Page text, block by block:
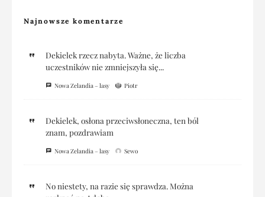
Najnowsze komentarze
Dekielek rzecz nabyta. Ważne, że liczba
uczestników nie zmniejszyła się...
Nowa Zelandia – lasy Piotr
Dekielek, osłona przeciwsłoneczna, ten ból
znam, pozdrawiam
Nowa Zelandia – lasy Sewo
No niestety, na razie się sprawdza. Można